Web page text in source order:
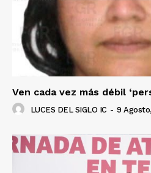
Ven cada vez más débil
LUCES DEL SIGLO IC - 9